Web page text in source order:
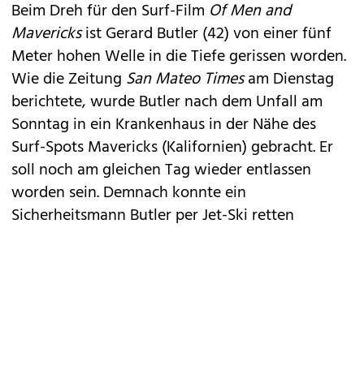
Beim Dreh für den Surf-Film Of Men and
MavericksistGerard Butler(42) von einer fünf
Meter hohen Welle in die Tiefe gerissen worden.
Wie die Zeitung San Mateo Timesam Dienstag
berichtete, wurde Butler nach dem Unfall am
Sonntag in ein Krankenhaus in der Nähe des
Surf-Spots Mavericks (Kalifornien) gebracht. Er
soll noch am gleichen Tag wieder entlassen
worden sein. Demnach konnte ein
Sicherheitsmann Butler per Jet-Ski retten